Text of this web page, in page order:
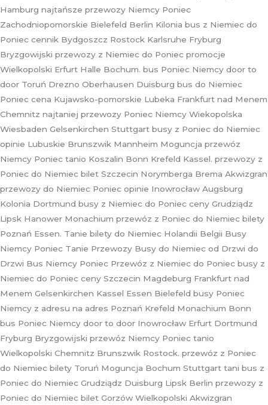
Hamburg najtańsze przewozy Niemcy Poniec
Zachodniopomorskie Bielefeld Berlin Kilonia bus z Niemiec do
Poniec cennik Bydgoszcz Rostock Karlsruhe Fryburg
Bryzgowijski przewozy z Niemiec do Poniec promocje
Wielkopolski Erfurt Halle Bochum. bus Poniec Niemcy door to
door Toruń Drezno Oberhausen Duisburg bus do Niemiec
Poniec cena Kujawsko-pomorskie Lubeka Frankfurt nad Menem
Chemnitz najtaniej przewozy Poniec Niemcy Wiekopolska
Wiesbaden Gelsenkirchen Stuttgart busy z Poniec do Niemiec
opinie Lubuskie Brunszwik Mannheim Moguncja przewóz
Niemcy Poniec tanio Koszalin Bonn Krefeld Kassel. przewozy z
Poniec do Niemiec bilet Szczecin Norymberga Brema Akwizgran
przewozy do Niemiec Poniec opinie Inowrocław Augsburg
Kolonia Dortmund busy z Niemiec do Poniec ceny Grudziądz
Lipsk Hanower Monachium przewóz z Poniec do Niemiec bilety
Poznań Essen. Tanie bilety do Niemiec Holandii Belgii Busy
Niemcy Poniec Tanie Przewozy Busy do Niemiec od Drzwi do
Drzwi Bus Niemcy Poniec Przewóz z Niemiec do Poniec busy z
Niemiec do Poniec ceny Szczecin Magdeburg Frankfurt nad
Menem Gelsenkirchen Kassel Essen Bielefeld busy Poniec
Niemcy z adresu na adres Poznań Krefeld Monachium Bonn
bus Poniec Niemcy door to door Inowrocław Erfurt Dortmund
Fryburg Bryzgowijski przewóz Niemcy Poniec tanio
Wielkopolski Chemnitz Brunszwik Rostock. przewóz z Poniec
do Niemiec bilety Toruń Moguncja Bochum Stuttgart tani bus z
Poniec do Niemiec Grudziądz Duisburg Lipsk Berlin przewozy z
Poniec do Niemiec bilet Gorzów Wielkopolski Akwizgran